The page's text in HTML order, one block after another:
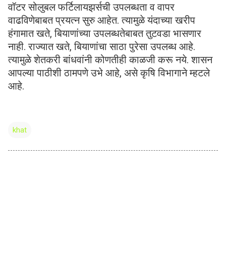
वॉटर सोलुबल फर्टिलायझर्सची उपलब्धता व वापर
वाढविणेबाबत प्रयत्न सुरु आहेत. त्यामुळे यंदाच्या खरीप
हंगामात खते, बियाणांच्या उपलब्धतेबाबत तुटवडा भासणार
नाही. राज्यात खते, बियाणांचा साठा पुरेसा उपलब्ध आहे.
त्यामुळे शेतकरी बांधवांनी कोणतीही काळजी करू नये. शासन
आपल्या पाठीशी ठामपणे उभे आहे, असे कृषि विभागाने म्हटले
आहे.
khat